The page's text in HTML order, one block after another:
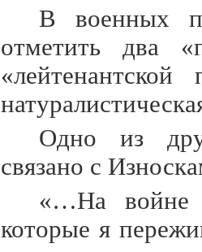
В военных
отметить два
Одно из
связано с
«…На войне
которые я